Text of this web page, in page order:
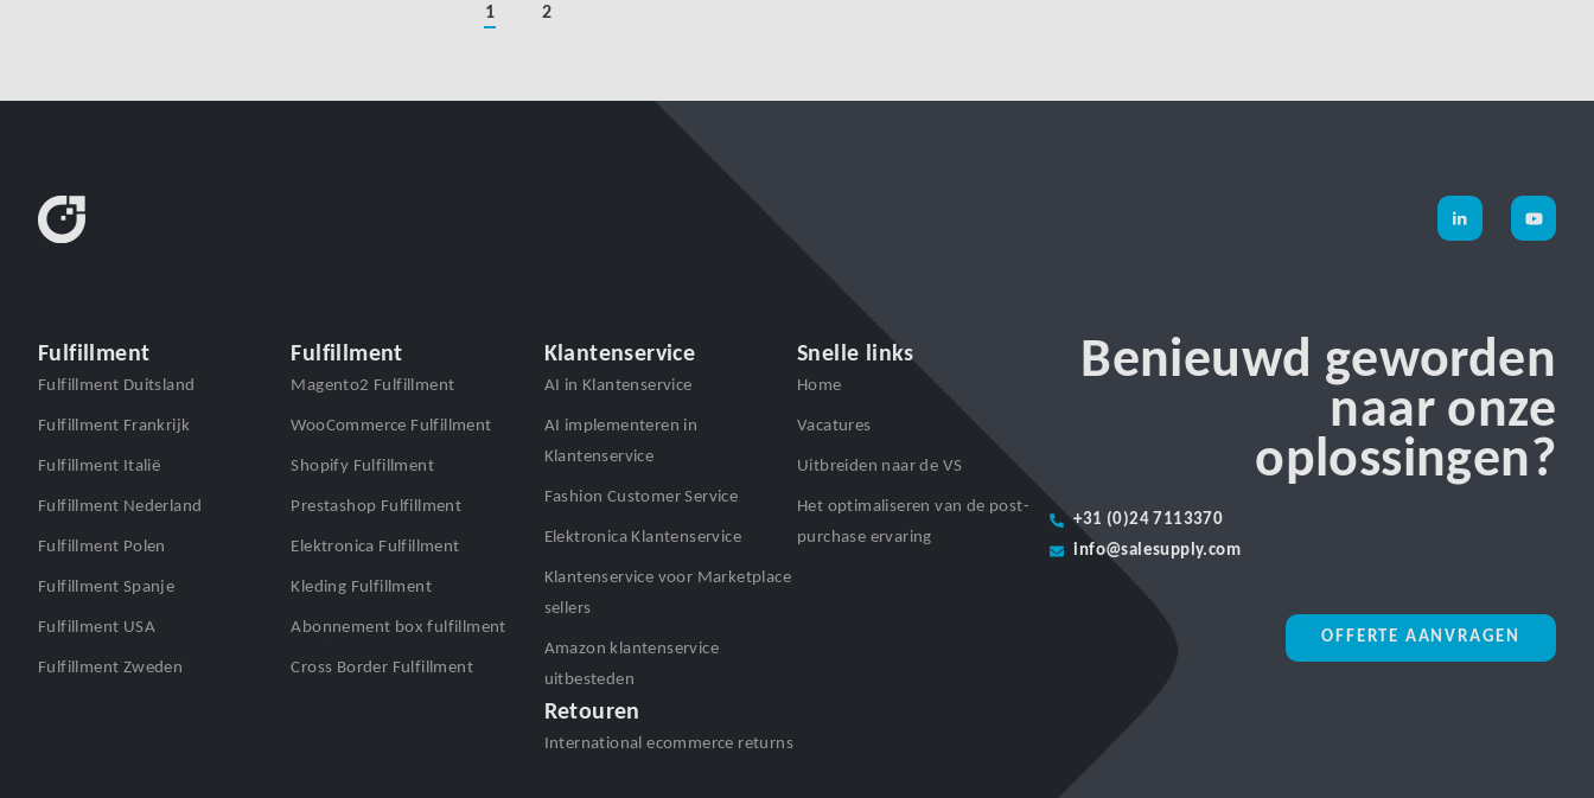
1 2
Fulfillment
Fulfillment Duitsland
Fulfillment Frankrijk
Fulfillment Italië
Fulfillment Nederland
Fulfillment Polen
Fulfillment Spanje
Fulfillment USA
Fulfillment Zweden
Fulfillment
Magento2 Fulfillment
WooCommerce Fulfillment
Shopify Fulfillment
Prestashop Fulfillment
Elektronica Fulfillment
Kleding Fulfillment
Abonnement box fulfillment
Cross Border Fulfillment
Klantenservice
AI in Klantenservice
AI implementeren in
Klantenservice
Fashion Customer Service
Elektronica Klantenservice
Klantenservice voor Marketplace
sellers
Amazon klantenservice
uitbesteden
Retouren
International ecommerce returns
Snelle links
Home
Vacatures
Uitbreiden naar de VS
Het optimaliseren van de post-
purchase ervaring
Benieuwd geworden
naar onze
oplossingen?
+31 (0)24 7113370
info@salesupply.com
OFFERTE AANVRAGEN